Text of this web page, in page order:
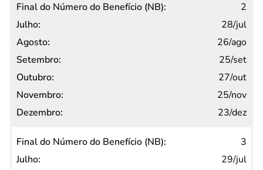
Outubro
Novembro
Dezembro
2
28/jul
26/ago
25/set
27/out
25/nov
23/dez
3
29/jul